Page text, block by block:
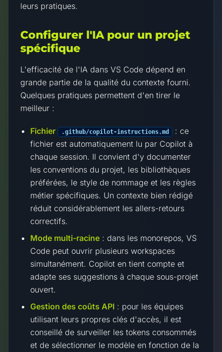
leurs pratiques.
Configurer l'IA pour un projet
spécifique
L'efficacité de l'IA dans VS Code dépend en
grande partie de la qualité du contexte fourni.
Quelques pratiques permettent d'en tirer le
meilleur :
Fichier .github/copilot-instructions.md
: ce
fichier est automatiquement lu par Copilot à
chaque session. Il convient d'y documenter
les conventions du projet, les bibliothèques
préférées, le style de nommage et les règles
métier spécifiques. Un contexte bien rédigé
réduit considérablement les allers-retours
correctifs.
Mode multi-racine : dans les monorepos, VS
Code peut ouvrir plusieurs workspaces
simultanément. Copilot en tient compte et
adapte ses suggestions à chaque sous-projet
ouvert.
Gestion des coûts API : pour les équipes
utilisant leurs propres clés d'accès, il est
conseillé de surveiller les tokens consommés
et de sélectionner le modèle en fonction de la